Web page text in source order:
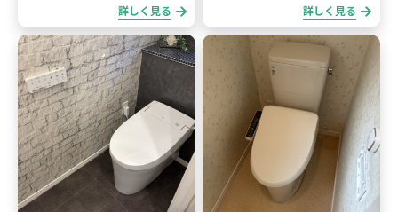
詳しく見る 詳しく見る